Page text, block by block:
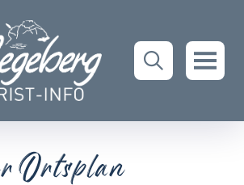
Ortsplan